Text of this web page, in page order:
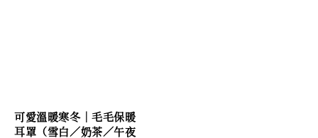
可愛溫暖寒冬｜毛毛保暖
耳罩（雪白／奶茶／午夜